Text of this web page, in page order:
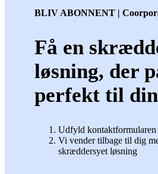
BLIV ABONNENT |
Få en
løsning, der
perfekt til
Udfyld kontaktformularen
Vi vender tilbage til dig
skræddersyet løsning